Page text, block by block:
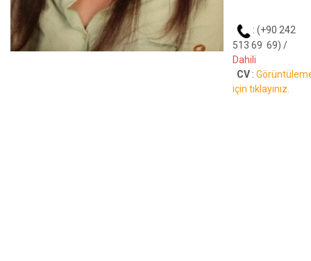
: (+90 242
513 69 69) /
Dahili
CV :
için tıklayınız.